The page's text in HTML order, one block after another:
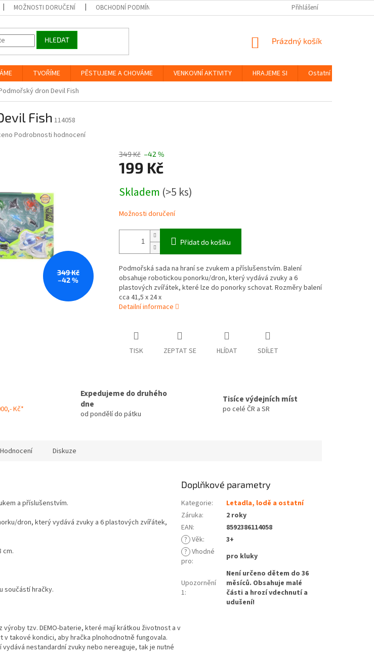
MOŽNOSTI DORUČENÍ OBCHODNÍ PODMÍNKY ZÁSADY OCHRANY
Přihlášení
HLEDAT
NÁKUPNÍ
Prázdný košík
TVOŘÍME PĚSTUJEME A CHOVÁME VENKOVNÍ AKTIVITY HRAJEME SI Ostatní
dron Devil Fish
Fish 114058
Podrobnosti hodnocení
349 Kč
–42 %
349 Kč –42 %
199 Kč
cena:
Skladem (>5 ks)
Možnosti doručení
Přidat do košíku
Podmořská sada na hraní se zvukem a příslušenstvím. Balení
obsahuje robotickou ponorku/dron, který vydává zvuky a 6
plastových zvířátek, které lze do ponorky schovat. Rozměry balení
cca 41,5 x 24 x
Detailní informace
TISK ZEPTAT SE HLÍDAT SDÍLET
Kč*
Expedujeme do druhého
dne
od pondělí do pátku
Tisíce výdejních míst
po celé ČR a SR
Hodnocení Diskuze
a příslušenstvím.
dron, který vydává zvuky a 6 plastových zvířátek,
cm.
součástí hračky.
výroby tzv. DEMO-baterie, které mají krátkou životnost a v
v takové kondici, aby hračka plnohodnotně fungovala.
nestandardní zvuky nebo nereaguje, tak je nutné
Doplňkové parametry
Kategorie:
Letadla, lodě a ostatní
Záruka:
2 roky
EAN:
8592386114058
? Věk:
3+
? Vhodné
pro: pro kluky
Upozornění
1:
Není určeno dětem do 36
měsíců. Obsahuje malé
části a hrozí vdechnutí a
udušení!